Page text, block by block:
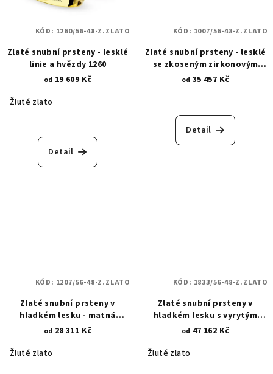
Zlaté snubní prsteny - lesklé
linie a hvězdy 1260
od 19 609 Kč
Žluté zlato
Detail
KÓD: 1260/56-48-Z.ZLATO
Zlaté snubní prsteny - lesklé
se zkoseným zirkonovým
osázením 1007
od 35 457 Kč
Detail
KÓD: 1007/56-48-Z.ZLATO
Zlaté snubní prsteny v
hladkém lesku - matná
asymetrická povrchová
od 28 311 Kč
Žluté zlato
KÓD: 1207/56-48-Z.ZLATO
Zlaté snubní prsteny v
hladkém lesku s vyrytým
znakem nekonečna -
od 47 162 Kč
Žluté zlato
KÓD: 1833/56-48-Z.ZLATO